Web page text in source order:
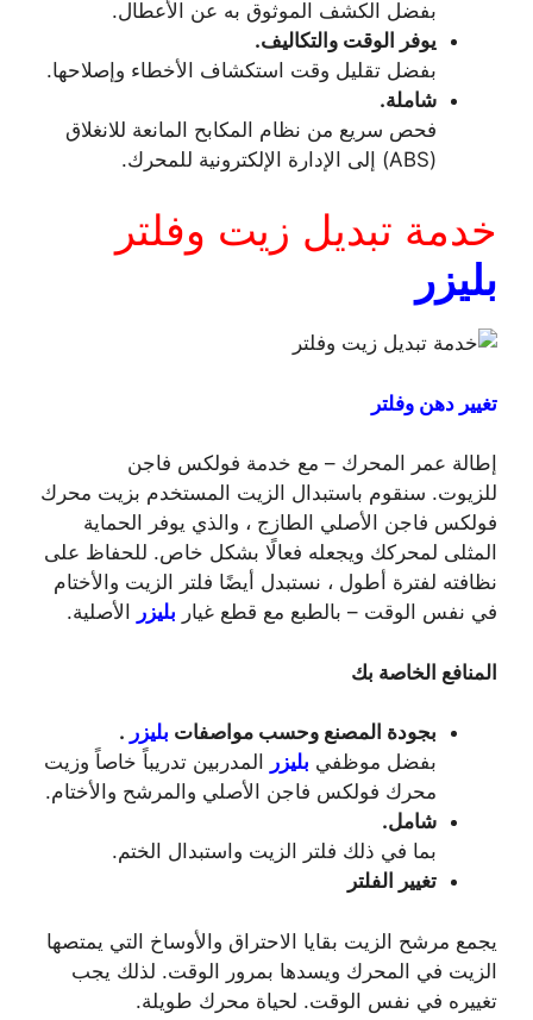
بفضل الكشف الموثوق به عن الأعطال.
يوفر الوقت والتكاليف.
بفضل تقليل وقت استكشاف الأخطاء وإصلاحها.
شاملة.
فحص سريع من نظام المكابح المانعة للانغلاق
(ABS) إلى الإدارة الإلكترونية للمحرك.
خدمة تبديل زيت وفلتر
بليزر
تغيير دهن وفلتر
إطالة عمر المحرك – مع خدمة فولكس فاجن
للزيوت. سنقوم باستبدال الزيت المستخدم بزيت محرك
فولكس فاجن الأصلي الطازج ، والذي يوفر الحماية
المثلى لمحركك ويجعله فعالًا بشكل خاص. للحفاظ على
نظافته لفترة أطول ، نستبدل أيضًا فلتر الزيت والأختام
في نفس الوقت – بالطبع مع قطع غيار بليزر الأصلية.
المنافع الخاصة بك
بجودة المصنع وحسب مواصفات بليزر .
بفضل موظفي بليزر
المدربين تدريباً خاصاً وزيت
محرك فولكس فاجن الأصلي والمرشح والأختام.
شامل.
بما في ذلك فلتر الزيت واستبدال الختم.
تغيير الفلتر
يجمع مرشح الزيت بقايا الاحتراق والأوساخ التي يمتصها
الزيت في المحرك ويسدها بمرور الوقت. لذلك يجب
تغييره في نفس الوقت. لحياة محرك طويلة.